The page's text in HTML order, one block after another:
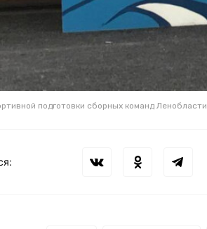
подготовки сборных команд Ленобласти